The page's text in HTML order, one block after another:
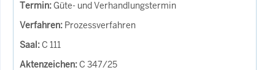
Güte- und Verhandlungstermin
Prozessverfahren
C 111
C 347/25